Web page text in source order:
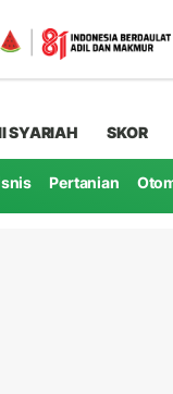
SYARIAH SKOR
Pertanian